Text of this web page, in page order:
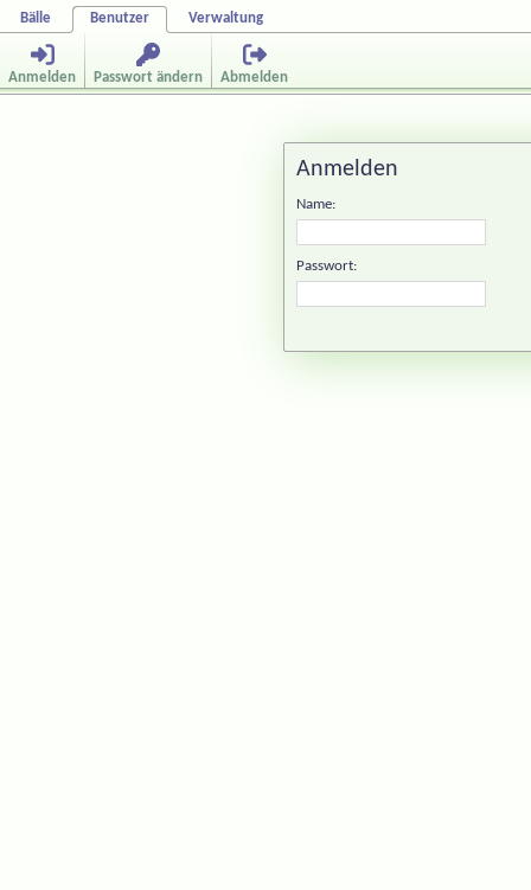
Bälle Benutzer Verwaltung
Anmelden Passwort ändern Abmelden
Anmelden
Name:
Passwort: